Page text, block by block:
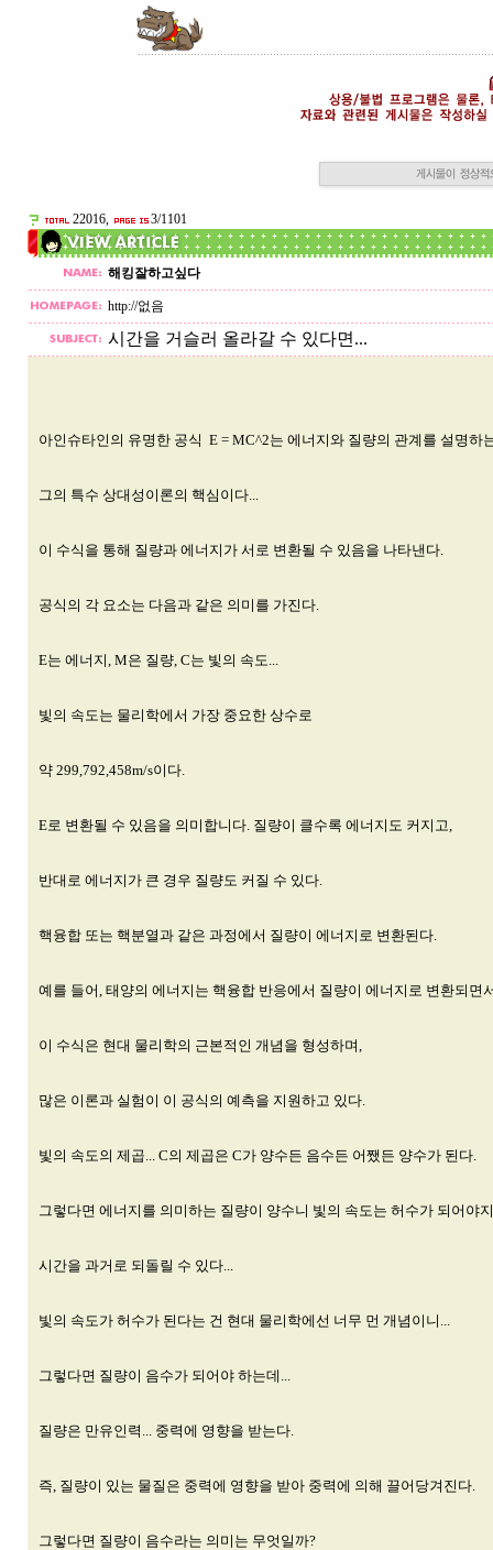
22016, 3/1101
해킹잘하고싶다
http://없음
시간을 거슬러 올라갈 수 있다면...
아인슈타인의 유명한 공식 E = MC^2는 에너지와 질량의 관계를 설명하
그의 특수 상대성이론의 핵심이다...
이 수식을 통해 질량과 에너지가 서로 변환될 수 있음을 나타낸다.
공식의 각 요소는 다음과 같은 의미를 가진다.
E는 에너지, M은 질량, C는 빛의 속도...
빛의 속도는 물리학에서 가장 중요한 상수로
약 299,792,458m/s이다.
E로 변환될 수 있음을 의미합니다. 질량이 클수록 에너지도 커지고,
반대로 에너지가 큰 경우 질량도 커질 수 있다.
핵융합 또는 핵분열과 같은 과정에서 질량이 에너지로 변환된다.
예를 들어, 태양의 에너지는 핵융합 반응에서 질량이 에너지로 변환되면
이 수식은 현대 물리학의 근본적인 개념을 형성하며,
많은 이론과 실험이 이 공식의 예측을 지원하고 있다.
빛의 속도의 제곱... C의 제곱은 C가 양수든 음수든 어쨌든 양수가 된다.
그렇다면 에너지를 의미하는 질량이 양수니 빛의 속도는 허수가 되어야지
시간을 과거로 되돌릴 수 있다...
빛의 속도가 허수가 된다는 건 현대 물리학에선 너무 먼 개념이니...
그렇다면 질량이 음수가 되어야 하는데...
질량은 만유인력... 중력에 영향을 받는다.
즉, 질량이 있는 물질은 중력에 영향을 받아 중력에 의해 끌어당겨진다.
그렇다면 질량이 음수라는 의미는 무엇일까?